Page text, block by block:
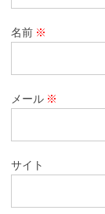
名前 ※
メール ※
サイト